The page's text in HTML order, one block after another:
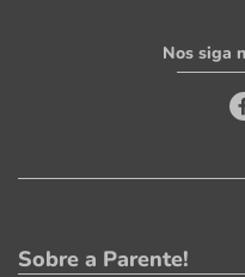
Nos siga
Sobre a Parente!